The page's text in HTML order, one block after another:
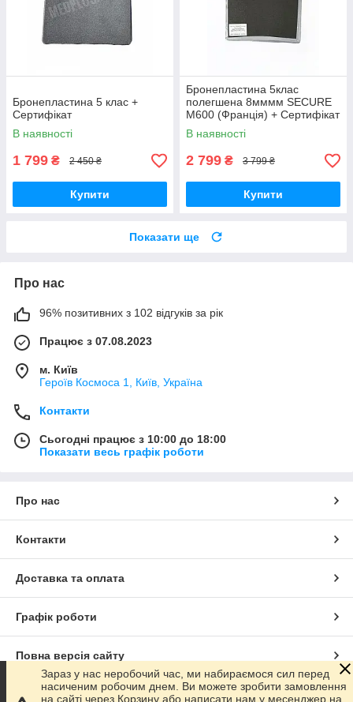
Бронепластина 5 клас +
Сертифікат
В наявності
1 799 ₴ 2 450 ₴
Купити
Бронепластина 5клас
полегшена 8мммм SECURE
M600 (Франція) + Сертифікат
В наявності
2 799 ₴ 3 799 ₴
Купити
Показати ще
Про нас
96% позитивних з 102 відгуків за рік
Працює з 07.08.2023
м. Київ
Героїв Космоса 1, Київ, Україна
Контакти
Сьогодні працює з 10:00 до 18:00
Показати весь графік роботи
Про нас
Контакти
Доставка та оплата
Графік роботи
Повна версія сайту
Сайт створено на маркетплейсіProm.ua
Зараз у нас неробочий час, ми набираємося сил перед
насиченим робочим днем. Ви можете зробити замовлення
на сайті через Корзину або написати нам у месенджер на